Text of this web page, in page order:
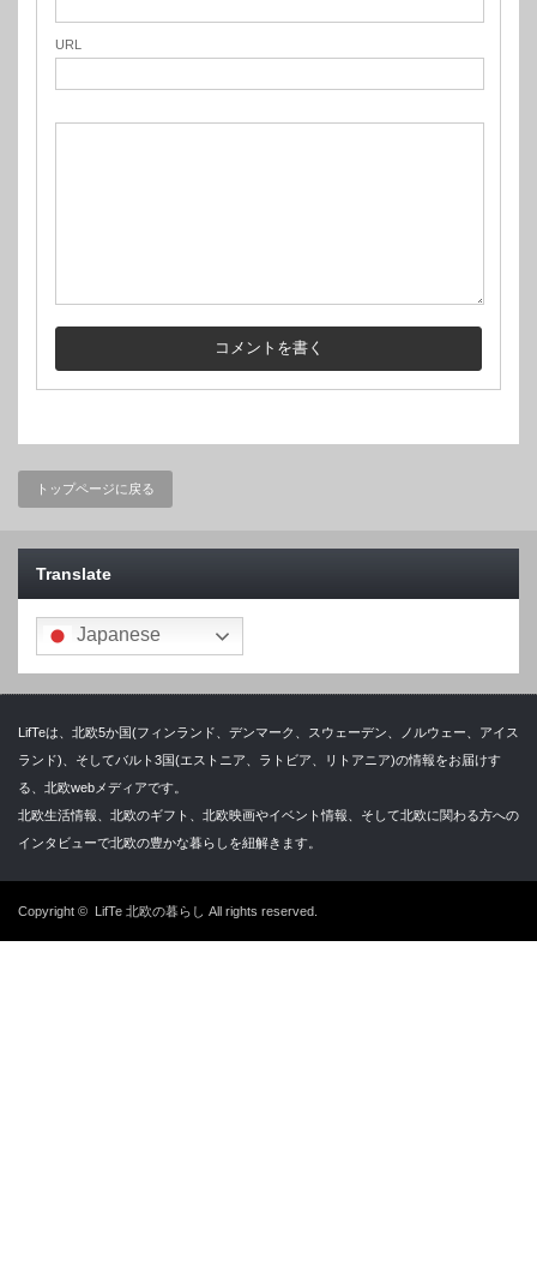
URL
トップページに戻る
Translate
Japanese
LifTeは、北欧5か国(フィンランド、デンマーク、スウェーデン、ノルウェー、アイス
ランド)、そしてバルト3国(エストニア、ラトビア、リトアニア)の情報をお届けす
る、北欧webメディアです。
北欧生活情報、北欧のギフト、北欧映画やイベント情報、そして北欧に関わる方への
インタビューで北欧の豊かな暮らしを紐解きます。
Copyright © LifTe 北欧の暮らし All rights reserved.